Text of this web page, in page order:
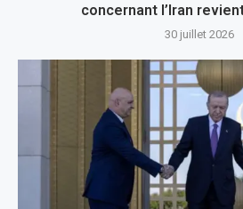
concernant l’Iran
30 juillet 2026